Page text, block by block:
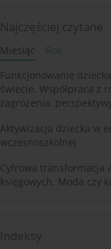
Najczęściej czytane
Miesiąc
Rok
Funkcjonowanie
świecie. Współpraca z
zagrożenia,
Aktywizacja dziecka w
wczesnoszkolnej
Cyfrowa transformacja
księgowych. Moda czy
Indeksy